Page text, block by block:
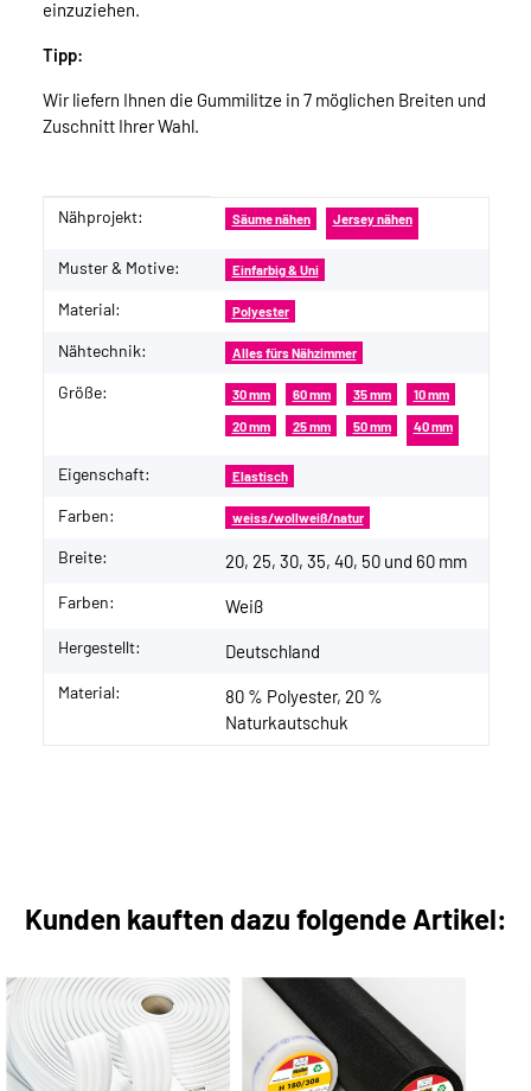
einzuziehen.
Tipp:
Wir liefern Ihnen die Gummilitze in 7 möglichen Breiten und
Zuschnitt Ihrer Wahl.
Produkteigenschaft
Wert
Nähprojekt: Säume nähen Jersey nähen
Muster & Motive: Einfarbig & Uni
Material: Polyester
Nähtechnik: Alles fürs Nähzimmer
Größe: 30 mm 60 mm 35 mm 10 mm
20 mm 25 mm 50 mm 40 mm
Eigenschaft: Elastisch
Farben: weiss/wollweiß/natur
Breite: 20, 25, 30, 35, 40, 50 und 60 mm
Farben: Weiß
Hergestellt: Deutschland
Material:
80 % Polyester, 20 %
Naturkautschuk
Kunden kauften dazu folgende Artikel: